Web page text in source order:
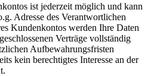
ist jederzeit möglich und kann
Adresse des Verantwortlichen
Kundenkontos werden Ihre Daten
Verträge vollständig
Aufbewahrungsfristen
kein berechtigtes Interesse an der